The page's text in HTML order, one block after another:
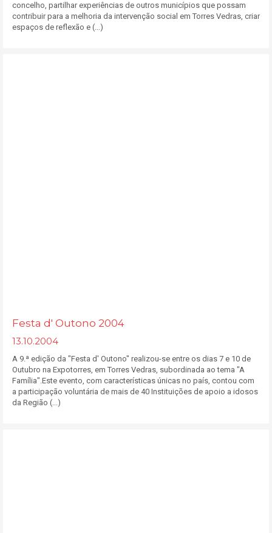
concelho, partilhar experiências de outros municípios que possam
contribuir para a melhoria da intervenção social em Torres Vedras, criar
espaços de reflexão e (...)
Festa d' Outono 2004
13.10.2004
A 9.ª edição da "Festa d' Outono" realizou-se entre os dias 7 e 10 de
Outubro na Expotorres, em Torres Vedras, subordinada ao tema "A
Família".Este evento, com características únicas no país, contou com
a participação voluntária de mais de 40 Instituições de apoio a idosos
da Região (...)